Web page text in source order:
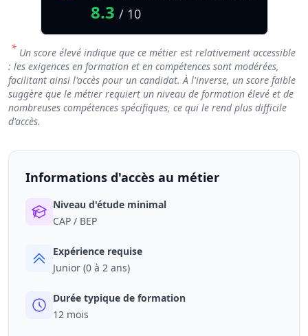
8.3 / 10
* Un score élevé indique que ce métier est relativement accessible
: les exigences en formation et en compétences sont modérées,
facilitant ainsi l'accès pour un candidat. À l'inverse, un score faible
suggère que le métier requiert un niveau de formation élevé et de
nombreuses compétences spécifiques, ce qui le rend plus difficile
d'accès.
Informations d'accès au métier
Niveau d'étude minimal
CAP / BEP
Expérience requise
Junior (0 à 2 ans)
Durée typique de formation
12 mois